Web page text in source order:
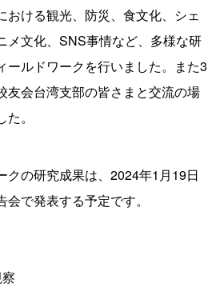
おける観光、防災、食文化、シェ
文化、 SNS事情など、多様な研
ールドワークを行いました。また3
友会台湾支部の皆さまと交流の場
。
の研究成果は、 2024年1 月19日
で発表する予定です。